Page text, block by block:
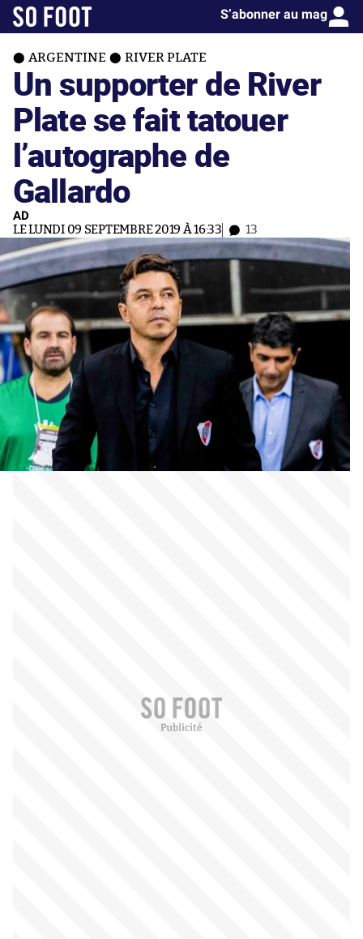
S’abonner au mag
ARGENTINE RIVER PLATE
Un supporter de River
Plate se fait tatouer
l’autographe de
Gallardo
AD
LE LUNDI 09 SEPTEMBRE 2019 À 16:33 13